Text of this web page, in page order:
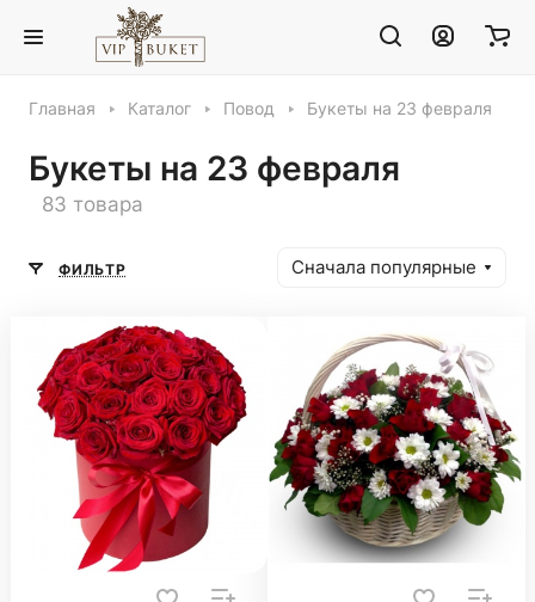
Главная Каталог Повод Букеты на 23 февраля
Букеты на 23 февраля
83 товара
ФИЛЬТР Сначала популярные